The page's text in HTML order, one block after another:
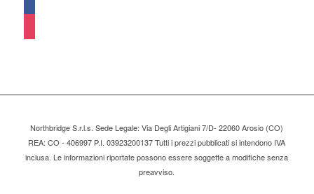
Northbridge S.r.l.s. Sede Legale: Via Degli Artigiani 7/D- 22060 Arosio (CO)
REA: CO - 406997 P.I. 03923200137 Tutti i prezzi pubblicati si intendono IVA
inclusa. Le informazioni riportate possono essere soggette a modifiche senza
preavviso.